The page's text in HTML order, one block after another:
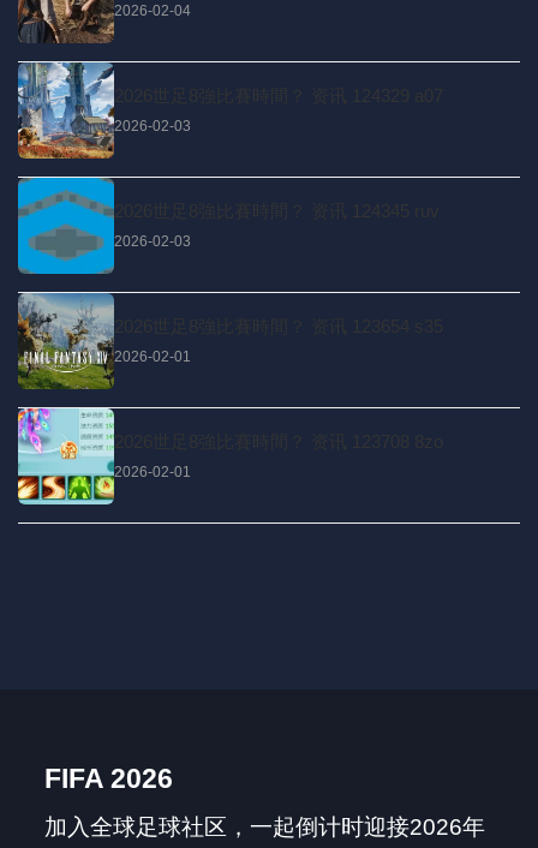
2026-02-04
2026世足8強比賽時間？ 资讯 124329 a07
2026-02-03
2026世足8強比賽時間？ 资讯 124345 ruv
2026-02-03
2026世足8強比賽時間？ 资讯 123654 s35
2026-02-01
2026世足8強比賽時間？ 资讯 123708 8zo
2026-02-01
FIFA 2026
加入全球足球社区，一起倒计时迎接2026年